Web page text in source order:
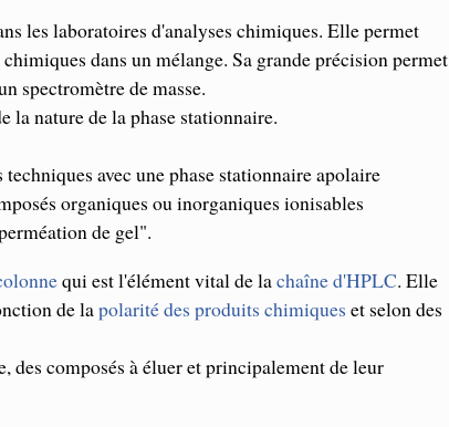
les laboratoires d'analyses chimiques. Elle permet
dans un mélange. Sa grande précision permet
spectromètre de masse.
la nature de la phase stationnaire.
avec une phase stationnaire apolaire
organiques ou inorganiques ionisables
de gel".
qui est l'élément vital de lachaîne d'HPLC. Elle
de lapolarité des produits chimiques et selon des
des composés à éluer et principalement de leur